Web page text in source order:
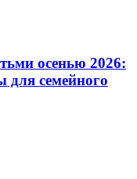
осенью 2026:
семейного